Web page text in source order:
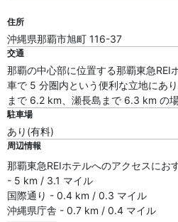
住所
沖縄県那覇市旭町 116-37
交通
那覇の中心部に位置する那覇東急REI
車で 5 分圏内という便利な立地にあ
まで 6.2 km、瀬長島まで 6.3 km の
駐車場
あり(有料)
周辺情報
那覇東急REIホテルへのアクセスにお
- 5 km / 3.1 マイル
国際通り - 0.4 km / 0.3 マイル
沖縄県庁舎 - 0.7 km / 0.4 マイル